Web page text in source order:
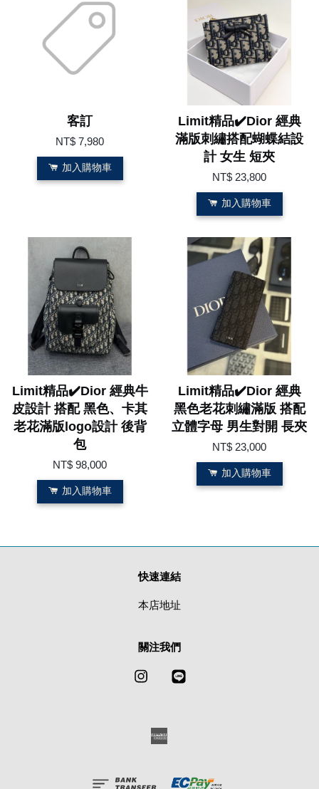
客訂
NT$ 7,980
加入購物車
Limit精品✔️Dior 經典
滿版刺繡搭配蝴蝶結設
計 女生 短夾
NT$ 23,800
加入購物車
Limit精品✔️Dior 經典牛
皮設計 搭配 黑色、卡其
老花滿版logo設計 後背
包
NT$ 98,000
加入購物車
Limit精品✔️Dior 經典
黑色老花刺繡滿版 搭配
立體字母 男生對開 長夾
NT$ 23,000
加入購物車
快速連結
本店地址
關注我們
Instagram